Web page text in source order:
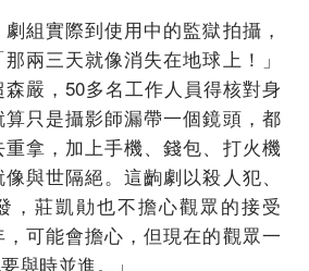
組實際到使用中的監獄拍攝，
兩三天就像消失在地球上！」
嚴，50多名工作人員得核對身
只是攝影師漏帶一個鏡頭，都
拿，加上手機、錢包、打火機
與世隔絕。這齣劇以殺人犯、
，莊凱勛也不擔心觀眾的接受
可能會擔心，但現在的觀眾一
與時並進。」